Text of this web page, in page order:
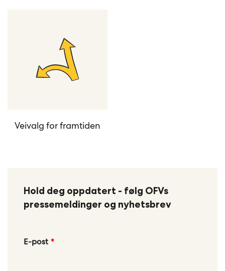
Veivalg for framtiden
Hold deg oppdatert - følg OFVs
pressemeldinger og nyhetsbrev
Leave
E-post